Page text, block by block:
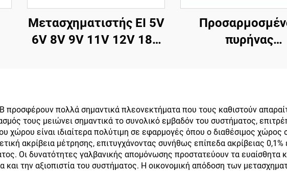
Μετασχηματιστής EI 5V
6V 8V 9V 11V 12V 18V
Μετασχηματιστής
υποβιβασμού τάσης
πυρήνας
ενισχυτή ήχου
συχνότητα
προσφέρουν πολλά σημαντικά πλεονεκτήματα που τους καθιστούν
τους μειώνει σημαντικά το συνολικό εμβαδόν του συστήματος,
χώρου είναι ιδιαίτερα πολύτιμη σε εφαρμογές όπου ο διαθέσιμος χώρος
ακρίβεια μέτρησης, επιτυγχάνοντας συνήθως επίπεδα ακρίβειας 0,1%
Οι δυνατότητες γαλβανικής απομόνωσης προστατεύουν τα
και την αξιοπιστία του συστήματος. Η οικονομική απόδοση των